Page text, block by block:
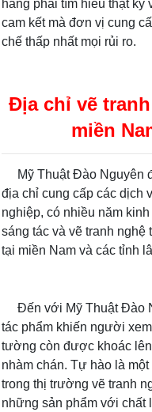
hàng phải tìm hiểu thật
cam kết mà đơn vị cung
chế thấp nhất mọi rủi ro.
Địa chỉ vẽ
miền
Mỹ Thuật Đào Nguyên
địa chỉ cung cấp các dịch
nghiệp, có nhiều năm
sáng tác và vẽ tranh nghệ
tại miền Nam và các tỉnh
Đến với Mỹ Thuật Đào
tác phẩm khiến người
tường còn được khoác
nhàm chán. Tự hào là
trong thị trường vẽ tranh
những sản phẩm với chất